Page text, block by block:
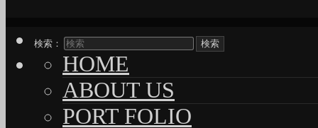
検索：
HOME
ABOUT US
PORT FOLIO